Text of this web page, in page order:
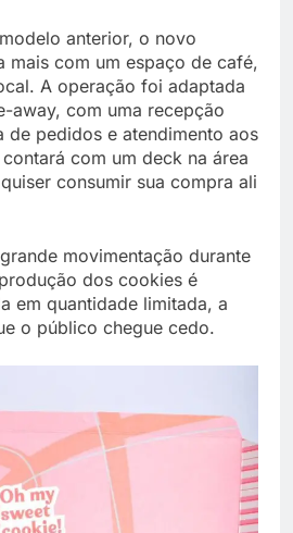
anterior, o novo
mais com um espaço de café,
A operação foi adaptada
away, com uma recepção
de pedidos e atendimento aos
com um deck na área
consumir sua compra ali
movimentação durante
dos cookies é
em quantidade limitada, a
o público chegue cedo.